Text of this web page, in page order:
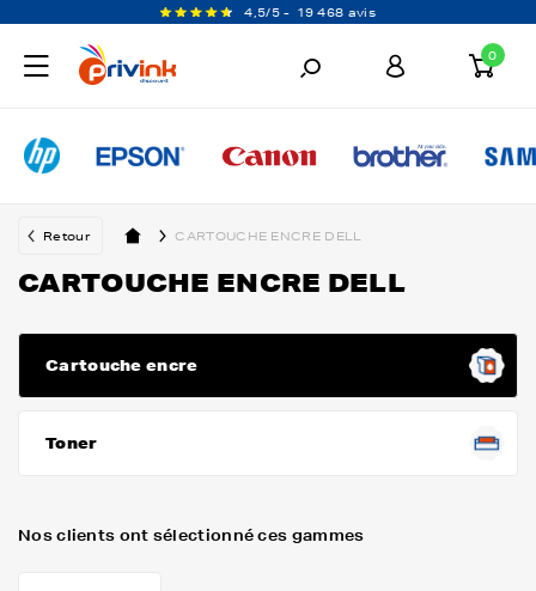
4,5/5 - 19 468 avis
0
Retour CARTOUCHE ENCRE DELL
CARTOUCHE ENCRE DELL
Cartouche encre
Toner
Nos clients ont sélectionné ces gammes